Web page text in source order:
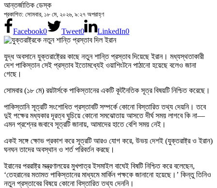
আন্তর্জাতিক ডেস্ক
প্রকাশিত: সোমবার, ১৮ মে, ২০২৬, ৯:২৭ অপরাহ্ণ
Facebook0 Tweet0 LinkedIn0
যুদ্ধ অবসানে যুক্তরাষ্ট্রের কাছে নতুন শান্তি প্রস্তাব দিয়েছে ইরান। মধ্যস্থতাকারী
দেশ পাকিস্তান সেই প্রস্তাব ইতোমধ্যেই ওয়াশিংটনে পাঠানো হয়েছে বলেও জানা
গেছে।
সোমবার (১৮ মে) রয়টার্সকে পাকিস্তানের একটি কূটনৈতিক সূত্র বিষয়টি নিশ্চিত করেছে।
পাকিস্তানি সূত্রটি সংশোধিত প্রস্তাবটি সম্পর্কে কোনো বিস্তারিত তথ্য দেয়নি। তবে
দুই পক্ষের মধ্যকার দূরত্ব ঘুচিয়ে কোনো সমঝোতায় আসতে দীর্ঘ সময় লাগবে কি না—
এমন প্রশ্নের জবাবে সূত্রটি জানায়, আমাদের হাতে বেশি সময় নেই।
একই সঙ্গে ক্ষোভ প্রকাশ করে সূত্রটি আরও যোগ করে, উভয় দেশই (যুক্তরাষ্ট্র ও ইরান)
ঘনঘন তাদের অবস্থান ও শর্ত পরিবর্তন করছে।
ইরানের পররাষ্ট্র মন্ত্রণালয়ের মুখপাত্র ইসমাইল বাঘেই বিষটি নিশ্চিত করে বলেছেন,
‘তেহরানের মতামত পাকিস্তানের মাধ্যমে মার্কিন পক্ষকে জানানো হয়েছে।’ কিন্তু তিনিও
নতুন প্রস্তাবের বিষয়ে কোনো বিস্তারিত তথ্য দেননি।